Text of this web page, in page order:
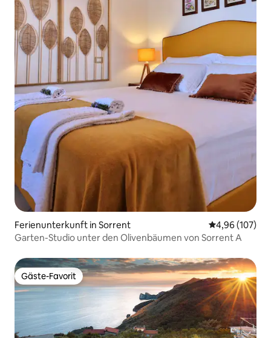
Ferienunterkunft in Sorrent
4,96 (107)
Garten-Studio unter den Olivenbäumen von Sorrent A
Gäste-Favorit
Gäste-Favorit